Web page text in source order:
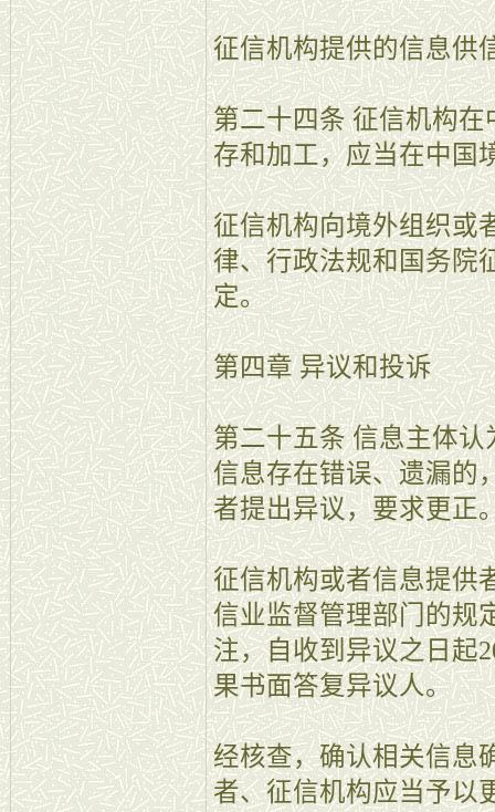
征信机构提供的信息供
第二十四条 征信机构
存和加工，应当在中国
征信机构向境外组织或
律、行政法规和国务院
定。
第四章 异议和投诉
第二十五条 信息主体
信息存在错误、遗漏的
者提出异议，要求更正
征信机构或者信息提供
信业监督管理部门的规
注，自收到异议之日起
果书面答复异议人。
经核查，确认相关信息
者、征信机构应当予以